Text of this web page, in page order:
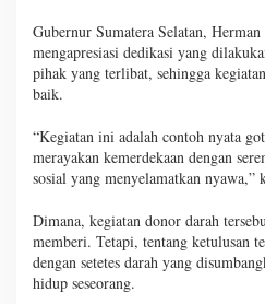
Gubernur Sumatera Selatan,
mengapresiasi dedikasi yang
pihak yang terlibat, sehingga
baik.
“Kegiatan ini adalah contoh nyata
merayakan kemerdekaan dengan
sosial yang menyelamatkan nyawa,”
Dimana, kegiatan donor darah
memberi. Tetapi, tentang ketulusan
dengan setetes darah yang
hidup seseorang.